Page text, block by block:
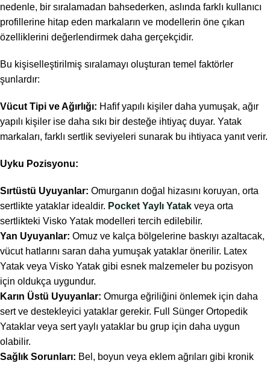
nedenle, bir sıralamadan bahsederken, aslında farklı kullanıcı
profillerine hitap eden markaların ve modellerin öne çıkan
özelliklerini değerlendirmek daha gerçekçidir.
Bu kişiselleştirilmiş sıralamayı oluşturan temel faktörler
şunlardır:
Vücut Tipi ve Ağırlığı: Hafif yapılı kişiler daha yumuşak, ağır
yapılı kişiler ise daha sıkı bir desteğe ihtiyaç duyar. Yatak
markaları, farklı sertlik seviyeleri sunarak bu ihtiyaca yanıt verir.
Uyku Pozisyonu:
Sırtüstü Uyuyanlar: Omurganın doğal hizasını koruyan, orta
sertlikte yataklar idealdir. Pocket Yaylı Yatak veya orta
sertlikteki Visko Yatak modelleri tercih edilebilir.
Yan Uyuyanlar: Omuz ve kalça bölgelerine baskıyı azaltacak,
vücut hatlarını saran daha yumuşak yataklar önerilir. Latex
Yatak veya Visko Yatak gibi esnek malzemeler bu pozisyon
için oldukça uygundur.
Karın Üstü Uyuyanlar: Omurga eğriliğini önlemek için daha
sert ve destekleyici yataklar gerekir. Full Sünger Ortopedik
Yataklar veya sert yaylı yataklar bu grup için daha uygun
olabilir.
Sağlık Sorunları: Bel, boyun veya eklem ağrıları gibi kronik